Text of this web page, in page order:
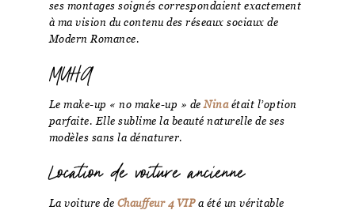
ses montages soignés correspondaient exactement
à ma vision du contenu des réseaux sociaux de
Modern Romance.
MUHA
Le make-up « no make-up » deNinaétait l’option
parfaite. Elle sublime la beauté naturelle de ses
modèles sans la dénaturer.
Location de voiture ancienne
La voiture de Chauffeur 4 VIPa été un véritable